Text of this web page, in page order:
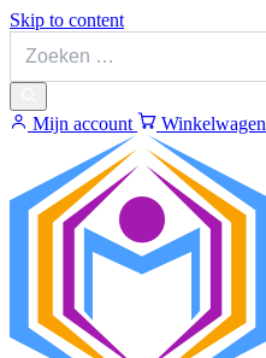
Skip to content
Mijn account Winkelwagen